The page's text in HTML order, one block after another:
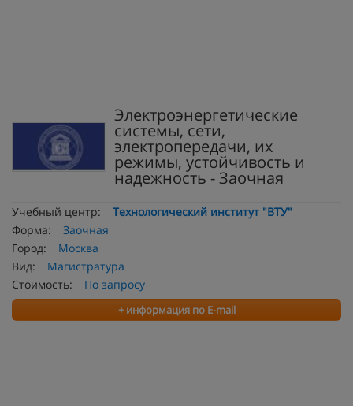
Электроэнергетические
системы, сети,
электропередачи, их
режимы, устойчивость и
надежность - Заочная
Учебный центр:
Технологический институт "ВТУ"
Форма:
Заочная
Город:
Москва
Вид:
Магистратура
Стоимость:
По запросу
+ информация по E-mail